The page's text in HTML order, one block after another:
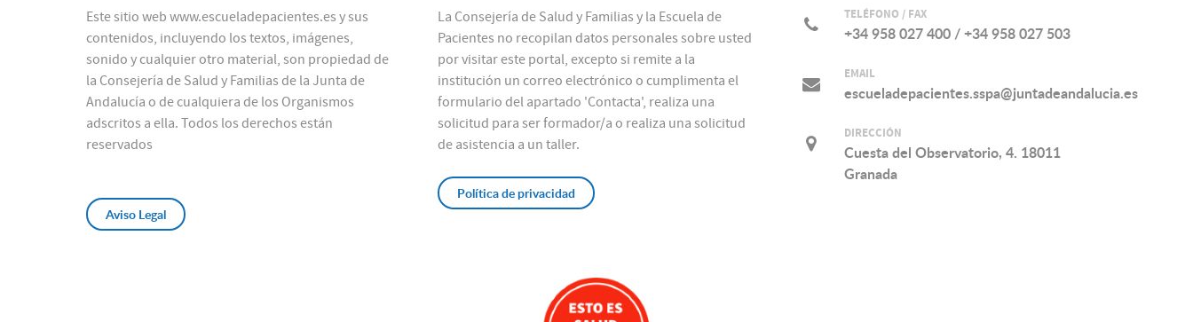
Este sitio web www.escueladepacientes.es y sus
contenidos, incluyendo los textos, imágenes,
sonido y cualquier otro material, son propiedad de
la Consejería de Salud y Familias de la Junta de
Andalucía o de cualquiera de los Organismos
adscritos a ella. Todos los derechos están
reservados
Aviso Legal
La Consejería de Salud y Familias y la Escuela de
Pacientes no recopilan datos personales sobre usted
por visitar este portal, excepto si remite a la
institución un correo electrónico o cumplimenta el
formulario del apartado 'Contacta', realiza una
solicitud para ser formador/a o realiza una solicitud
de asistencia a un taller.
Política de privacidad
TELÉFONO / FAX
+34 958 027 400 / +34 958 027 503
EMAIL
escueladepacientes.sspa@juntadeandalucia.es
DIRECCIÓN
Cuesta del Observatorio, 4. 18011
Granada